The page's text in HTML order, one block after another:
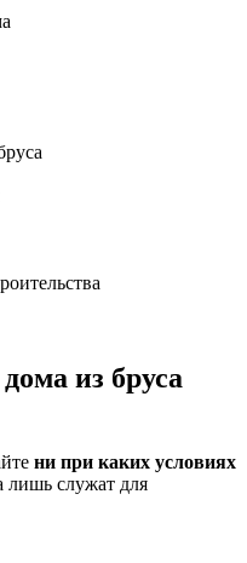
из бруса
ни при каких условиях
лишь служат для